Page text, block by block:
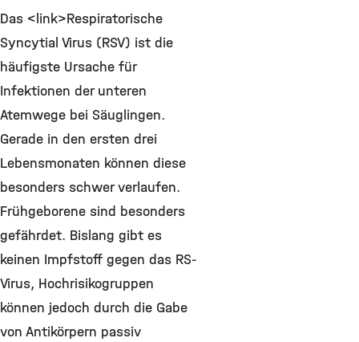
Das <link>Respiratorische
Syncytial Virus (RSV) ist die
häufigste Ursache für
Infektionen der unteren
Atemwege bei Säuglingen.
Gerade in den ersten drei
Lebensmonaten können diese
besonders schwer verlaufen.
Frühgeborene sind besonders
gefährdet. Bislang gibt es
keinen Impfstoff gegen das RS-
Virus, Hochrisikogruppen
können jedoch durch die Gabe
von Antikörpern passiv